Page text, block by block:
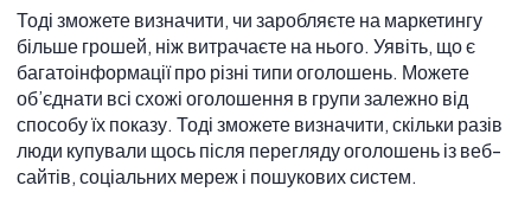
Тоді зможете визначити, чи заробляєте на маркетингу
більше грошей, ніж витрачаєте на нього. Уявіть, що є
багатоінформації про різні типи оголошень. Можете
об’єднати всі схожі оголошення в групи залежно від
способу їх показу. Тоді зможете визначити, скільки разів
люди купували щось після перегляду оголошень із веб-
сайтів, соціальних мереж і пошукових систем.